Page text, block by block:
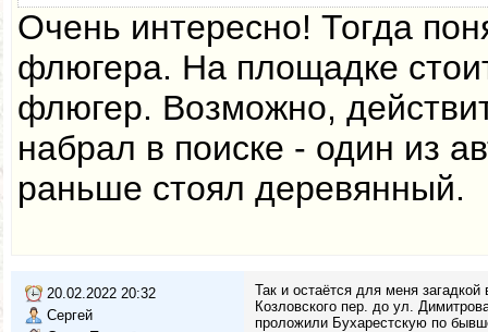
Очень интересно! Тогда
флюгера. На площадке
флюгер. Возможно,
набрал в поиске - один из
раньше стоял деревянный.
20.02.2022 20:32
Сергей
Так и остаётся для меня
Козловского пер. до ул.
проложили Бухарестскую по